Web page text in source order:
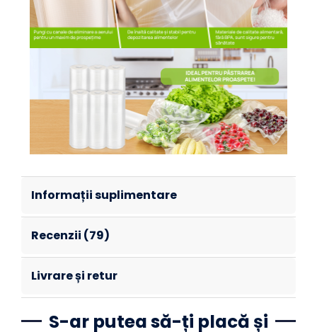
Informații suplimentare
Recenzii (79)
Livrare și retur
S-ar putea să-ți placă și